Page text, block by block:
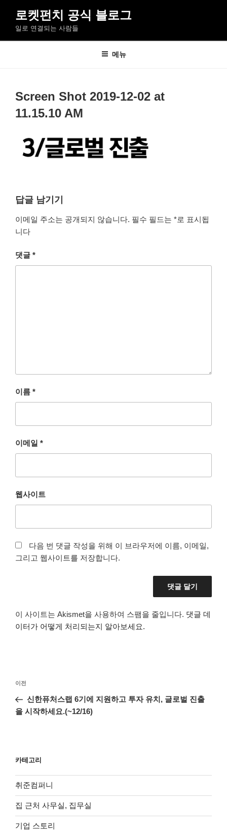
로
로켓펀치 공식 블로그
일로 연결되는 사람들
메뉴
Screen Shot 2019-12-02 at
11.15.10 AM
답글 남기기
이메일 주소는 공개되지 않습니다. 필수 필드는 *로 표시됩
니다
댓글 *
이름 *
이메일 *
웹사이트
다음 번 댓글 작성을 위해 이 브라우저에 이름, 이메일,
그리고 웹사이트를 저장합니다.
이 사이트는 Akismet을 사용하여 스팸을 줄입니다. 댓글 데
이터가 어떻게 처리되는지 알아보세요.
글
색
이
전
글
이전
신한퓨처스랩 6기에 지원하고 투자 유치, 글로벌 진출
을 시작하세요.(~12/16)
카테고리
취준컴퍼니
집 근처 사무실, 집무실
기업 스토리